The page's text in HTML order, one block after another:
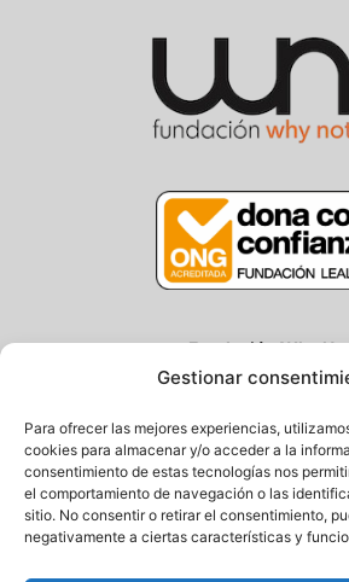
Gestionar
Para ofrecer las mejores experiencias,
cookies para almacenar y/o acceder a la
consentimiento de estas tecnologías nos
el comportamiento de navegación o las
sitio. No consentir o retirar el consentimiento,
negativamente a ciertas características y
Fundación Why
Centro/Txoko: Particular de
20013 Donostia –
Tel.: (+34) 943 058 694 /
Email: